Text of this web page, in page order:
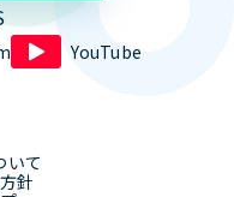
YouTube
いて
針